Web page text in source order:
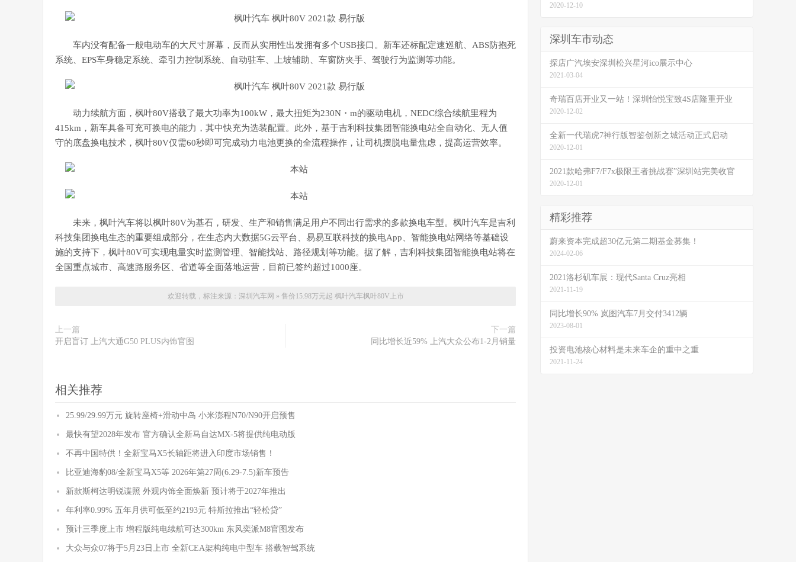
车内没有配备一般电动车的大尺寸屏幕，反而从实用性出发拥有多个USB接口。新车还标配定速巡航、ABS防抱死
系统、EPS车身稳定系统、牵引力控制系统、自动驻车、上坡辅助、车窗防夹手、驾驶行为监测等功能。
动力续航方面，枫叶80V搭载了最大功率为100kW，最大扭矩为230N・m的驱动电机，NEDC综合续航里程为
415km，新车具备可充可换电的能力，其中快充为选装配置。此外，基于吉利科技集团智能换电站全自动化、无人值
守的底盘换电技术，枫叶80V仅需60秒即可完成动力电池更换的全流程操作，让司机摆脱电量焦虑，提高运营效率。
未来，枫叶汽车将以枫叶80V为基石，研发、生产和销售满足用户不同出行需求的多款换电车型。枫叶汽车是吉利
科技集团换电生态的重要组成部分，在生态内大数据5G云平台、易易互联科技的换电App、智能换电站网络等基础设
施的支持下，枫叶80V可实现电量实时监测管理、智能找站、路径规划等功能。据了解，吉利科技集团智能换电站将在
全国重点城市、高速路服务区、省道等全面落地运营，目前已签约超过1000座。
欢迎转载，标注来源： 深圳汽车网 » 售价15.98万元起 枫叶汽车枫叶80V上市
上一篇
开启盲订 上汽大通G50 PLUS内饰官图
下一篇
同比增长近59% 上汽大众公布1-2月销量
相关推荐
25.99/29.99万元 旋转座椅+滑动中岛 小米澎程N70/N90开启预售
最快有望2028年发布 官方确认全新马自达MX-5将提供纯电动版
不再中国特供！全新宝马X5长轴距将进入印度市场销售！
比亚迪海豹08/全新宝马X5等 2026年第27周(6.29-7.5)新车预告
新款斯柯达明锐谍照 外观内饰全面焕新 预计将于2027年推出
年利率0.99% 五年月供可低至约2193元 特斯拉推出“轻松贷”
预计三季度上市 增程版纯电续航可达300km 东风奕派M8官图发布
大众与众07将于5月23日上市 全新CEA架构纯电中型车 搭载智驾系统
2020-12-10
深圳车市动态
探店广汽埃安深圳松兴星河ico展示中心
2021-03-04
奇瑞百店开业又一站！深圳怡悦宝致4S店隆重开业
2020-12-02
全新一代瑞虎7神行版智鉴创新之城活动正式启动
2020-12-01
2021款哈弗F7/F7x极限王者挑战赛”深圳站完美收官
2020-12-01
精彩推荐
蔚来资本完成超30亿元第二期基金募集！
2024-02-06
2021洛杉矶车展：现代Santa Cruz亮相
2021-11-19
同比增长90% 岚图汽车7月交付3412辆
2023-08-01
投资电池核心材料是未来车企的重中之重
2021-11-24